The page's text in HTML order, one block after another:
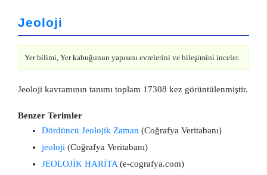
Jeoloji
Yer bilimi, Yer kabuğunun yapısını evrelerini ve bileşimini inceler.
Jeoloji kavramının tanımı toplam 17308 kez görüntülenmiştir.
Benzer Terimler
Dördüncü Jeolojik Zaman (Coğrafya Veritabanı)
jeoloji (Coğrafya Veritabanı)
JEOLOJİK HARİTA (e-cografya.com)